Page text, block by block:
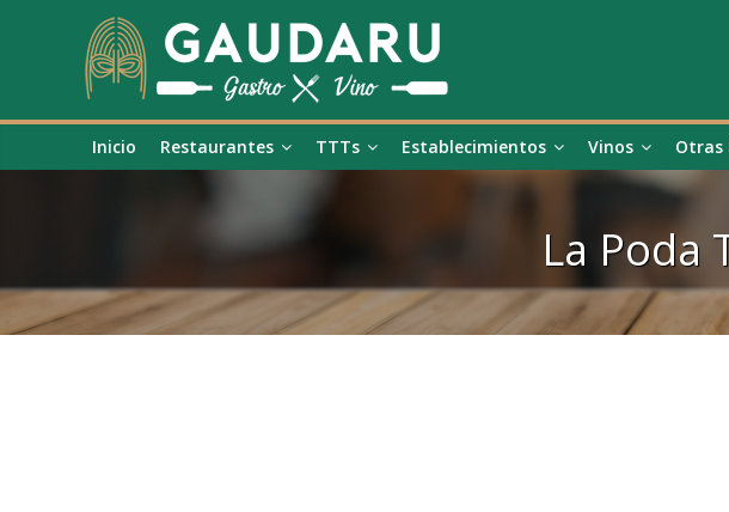
Inicio Restaurantes TTTs Establecimientos Vinos Otras
La Poda